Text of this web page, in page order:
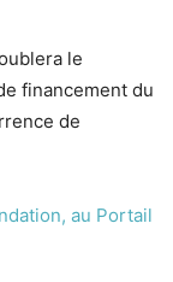
le
financement du
de
au Portail